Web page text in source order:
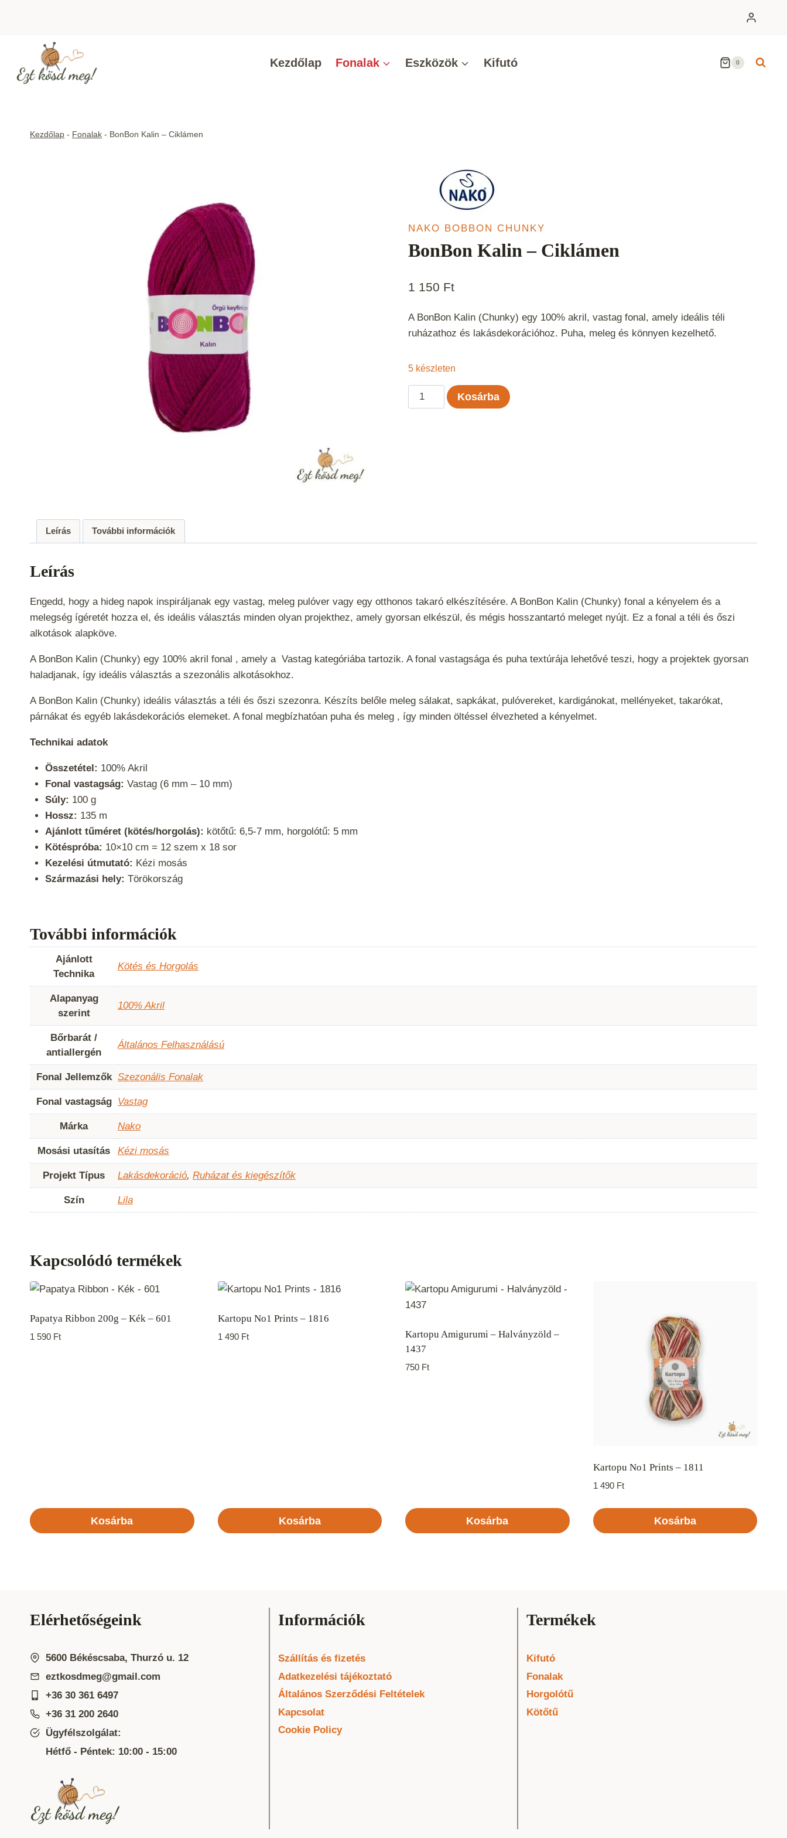
Kezdőlap Fonalak Eszközök Kifutó 0
Kezdőlap - Fonalak - BonBon Kalin – Ciklámen
NAKO BOBBON CHUNKY
BonBon Kalin – Ciklámen
1 150 Ft
A BonBon Kalin (Chunky) egy 100% akril, vastag fonal, amely ideális téli
ruházathoz és lakásdekorációhoz. Puha, meleg és könnyen kezelhető.
5 készleten
BonBon
Kalin
Kosárba
Leírás További információk
Leírás
Engedd, hogy a hideg napok inspiráljanak egy vastag, meleg pulóver vagy egy otthonos takaró elkészítésére. A BonBon Kalin (Chunky) fonal a kényelem és a
melegség ígéretét hozza el, és ideális választás minden olyan projekthez, amely gyorsan elkészül, és mégis hosszantartó meleget nyújt. Ez a fonal a téli és őszi
alkotások alapköve.
A BonBon Kalin (Chunky) egy 100% akril fonal , amely a Vastag kategóriába tartozik. A fonal vastagsága és puha textúrája lehetővé teszi, hogy a projektek gyorsan
haladjanak, így ideális választás a szezonális alkotásokhoz.
A BonBon Kalin (Chunky) ideális választás a téli és őszi szezonra. Készíts belőle meleg sálakat, sapkákat, pulóvereket, kardigánokat, mellényeket, takarókat,
párnákat és egyéb lakásdekorációs elemeket. A fonal megbízhatóan puha és meleg , így minden öltéssel élvezheted a kényelmet.
Technikai adatok
Összetétel: 100% Akril
Fonal vastagság: Vastag (6 mm – 10 mm)
Súly: 100 g
Hossz: 135 m
Ajánlott tűméret (kötés/horgolás): kötőtű: 6,5-7 mm, horgolótű: 5 mm
Kötéspróba: 10×10 cm = 12 szem x 18 sor
Kezelési útmutató: Kézi mosás
Származási hely: Törökország
További információk
Ajánlott
Technika
Kötés és Horgolás
Alapanyag
szerint
100% Akril
Bőrbarát /
antiallergén
Általános Felhasználású
Fonal Jellemzők Szezonális Fonalak
Fonal vastagság Vastag
Márka Nako
Mosási utasítás Kézi mosás
Projekt Típus Lakásdekoráció, Ruházat és kiegészítők
Szín Lila
Kapcsolódó termékek
Papatya Ribbon 200g – Kék – 601
1 590 Ft
Kosárba
Kartopu No1 Prints – 1816
1 490 Ft
Kosárba
Kartopu Amigurumi – Halványzöld –
1437
750 Ft
Kosárba
Kartopu No1 Prints – 1811
1 490 Ft
Kosárba
Elérhetőségeink
5600 Békéscsaba, Thurzó u. 12
eztkosdmeg@gmail.com
+36 30 361 6497
+36 31 200 2640
Ügyfélszolgálat:
Hétfő - Péntek: 10:00 - 15:00
Információk
Szállítás és fizetés
Adatkezelési tájékoztató
Általános Szerződési Feltételek
Kapcsolat
Cookie Policy
Termékek
Kifutó
Fonalak
Horgolótű
Kötőtű